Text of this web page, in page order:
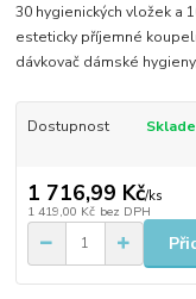
30 hygienických vložek a
esteticky příjemné
dávkovač dámské
Dostupnost
1 716,99 Kč/ks
1 419,00 Kč bez DPH